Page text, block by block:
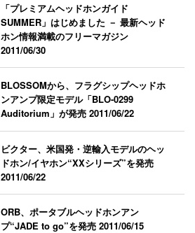
「プレミアムヘッドホンガイド
SUMMER」はじめました － 最新ヘッド
ホン情報満載のフリーマガジン
2011/06/30
BLOSSOMから、フラグシップヘッドホ
ンアンプ限定モデル「BLO-0299
Auditorium」が発売2011/06/22
ビクター、米国発・逆輸入モデルのヘッ
ドホン/イヤホン“XXシリーズ”を発売
2011/06/22
ORB、ポータブルヘッドホンアン
プ“JADE to go”を発売2011/06/15